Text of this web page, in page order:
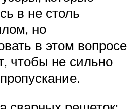
в не столь
но
в этом вопросе
чтобы не сильно